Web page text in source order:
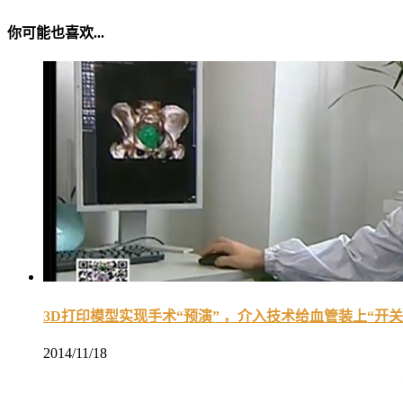
你可能也喜欢...
3D打印模型实现手术“预演” ，介入技术给血管装上“开
2014/11/18